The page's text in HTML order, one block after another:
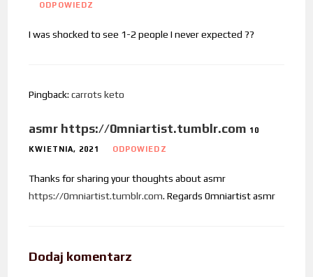
ODPOWIEDZ
I was shocked to see 1-2 people I never expected ??
Pingback:carrots keto
asmr https://0mniartist.tumblr.com 10
KWIETNIA, 2021 ODPOWIEDZ
Thanks for sharing your thoughts about asmr
https://0mniartist.tumblr.com. Regards 0mniartist asmr
Dodaj komentarz